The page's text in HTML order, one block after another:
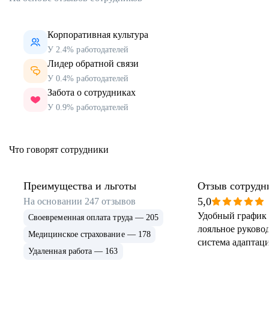
Корпоративная культура
У 2.4% работодателей
Лидер обратной связи
У 0.4% работодателей
Забота о сотрудниках
У 0.9% работодателей
Что говорят сотрудники
Преимущества и льготы
На основании 247 отзывов
Своевременная оплата труда — 205
Медицинское страхование — 178
Удаленная работа — 163
Отзыв
5,0
Удобный график
лояльное
система